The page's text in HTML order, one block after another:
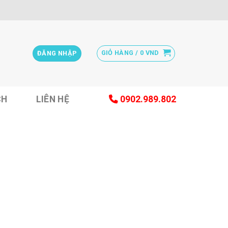
ĐĂNG NHẬP GIỎ HÀNG / 0 VND
LIÊN HỆ 0902.989.802